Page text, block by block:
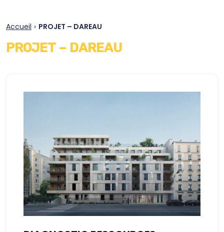
Accueil › PROJET – DAREAU
PROJET – DAREAU